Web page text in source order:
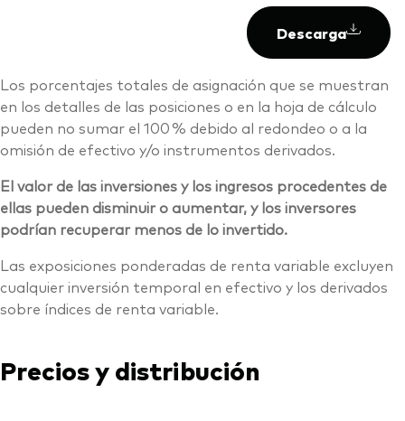
Descarga
Los porcentajes totales de asignación que se muestran
en los detalles de las posiciones o en la hoja de cálculo
pueden no sumar el 100 % debido al redondeo o a la
omisión de efectivo y/o instrumentos derivados.
El valor de las inversiones y los ingresos procedentes de
ellas pueden disminuir o aumentar, y los inversores
podrían recuperar menos de lo invertido.
Las exposiciones ponderadas de renta variable excluyen
cualquier inversión temporal en efectivo y los derivados
sobre índices de renta variable.
Precios y distribución